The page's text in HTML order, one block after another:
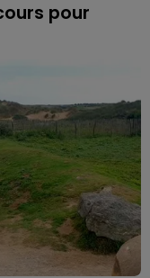
pour